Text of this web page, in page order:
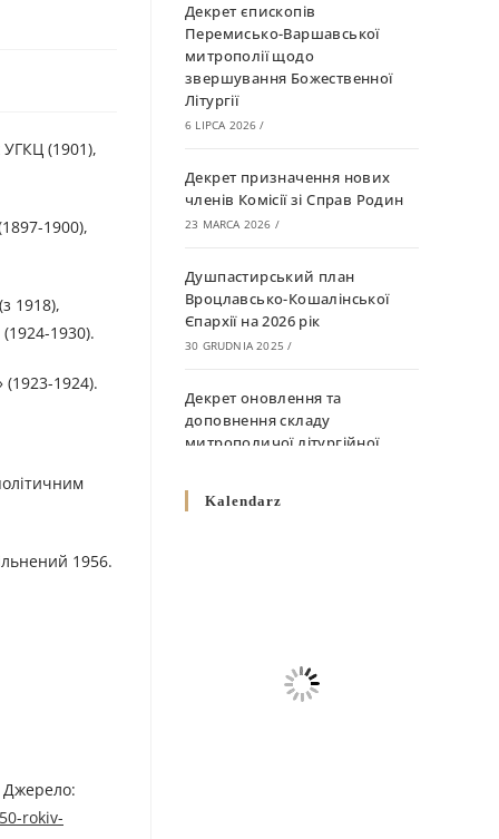
(1901),
1900),
1918),
1930).
(1923-1924).
1956.
Джерелo:
rokiv-
Декрет єпископів
Перемисько-Варшавської
митрополії щодо
звершування Божественної
Літургії
6 LIPCA 2026 /
Декрет призначення нових
членів Комісії зі Справ Родин
23 MARCA 2026 /
Душпастирський план
Вроцлавсько-Кошалінської
Єпархії на 2026 рік
30 GRUDNIA 2025 /
Декрет оновлення та
доповнення складу
митрополичої літургійної
10 GRUDNIA 2025
Декрет про відзначення
Великодня і всіх рухомих
Kalendarz